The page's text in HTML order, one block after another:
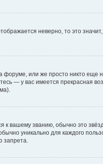
неверно, то это
или же просто никто
— у вас имеется прекрасная
вашему званию, обычно это
уникально для каждого
запрета.